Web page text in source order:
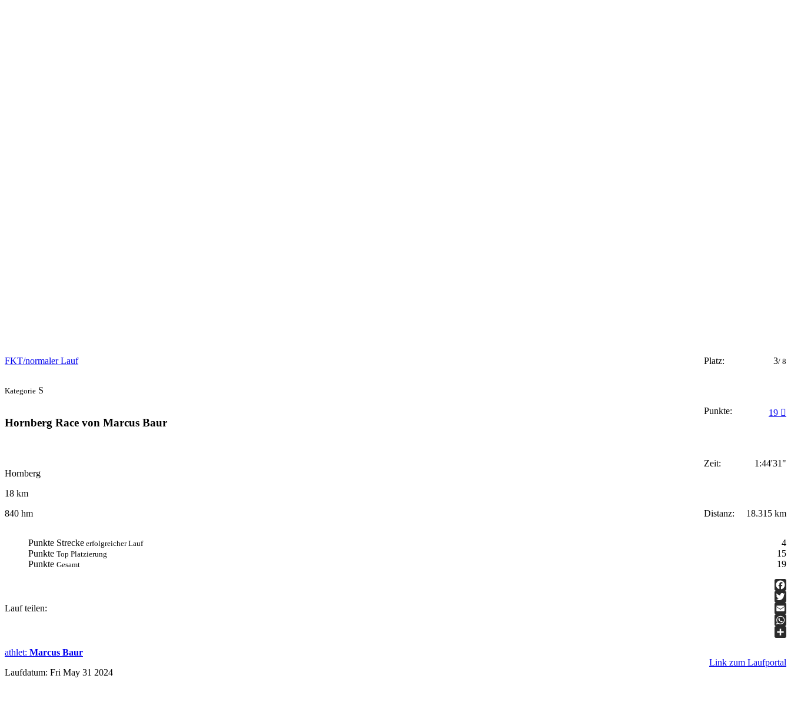
FKT/normaler Lauf
Kategorie S
Hornberg Race von Marcus Baur
Hornberg
18 km
840 hm
Platz: 3/ 8
Punkte: 19
Zeit: 1:44'31"
Distanz: 18.315 km
Punkte Strecke erfolgreicher Lauf
4
Punkte Top Platzierung
15
Punkte Gesamt 19
Lauf teilen:
athlet: Marcus Baur
Laufdatum: Fri May 31 2024
Link zum Laufportal